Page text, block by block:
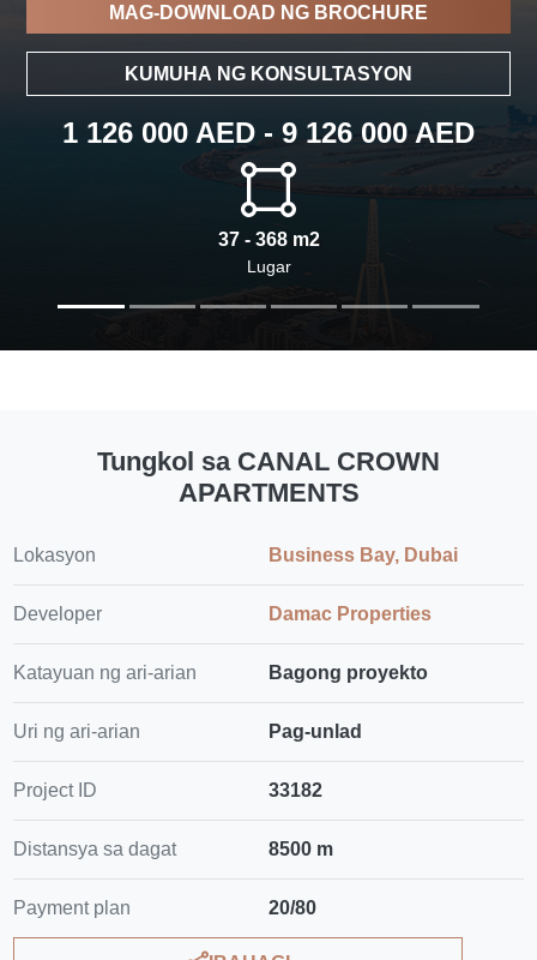
MAG-DOWNLOAD NG BROCHURE
KUMUHA NG KONSULTASYON
1 126 000 AED - 9 126 000 AED
37 - 368 m2
Lugar
Tungkol sa CANAL CROWN
APARTMENTS
Lokasyon Business Bay, Dubai
Developer Damac Properties
Katayuan ng ari-arian Bagong proyekto
Uri ng ari-arian Pag-unlad
Project ID 33182
Distansya sa dagat 8500 m
Payment plan 20/80